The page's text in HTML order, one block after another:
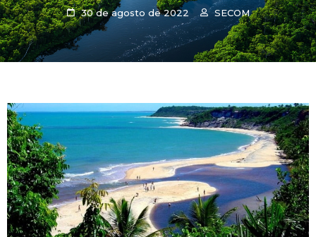
30 de agosto de 2022 SECOM